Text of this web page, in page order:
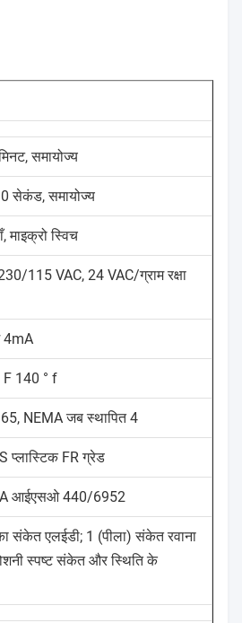
समायोज्य
सेकंड, समायोज्य
माइक्रो स्विच
115 VAC, 24 VAC/ग्राम रक्षा
4mA
F 140 ° f
65, NEMA जब स्थापित 4
प्लास्टिक FR ग्रेड
आईएसओ 440/6952
संकेत एलईडी; 1 (पीला) संकेत रवाना
स्पष्ट संकेत और स्थिति के